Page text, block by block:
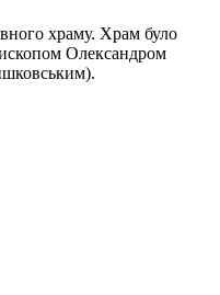
храму. Храм було
Олександром